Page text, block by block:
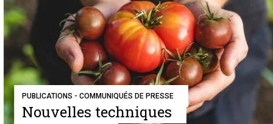
PUBLICATIONS - COMMUNIQUÉS DE PRESSE
Nouvelles techniques